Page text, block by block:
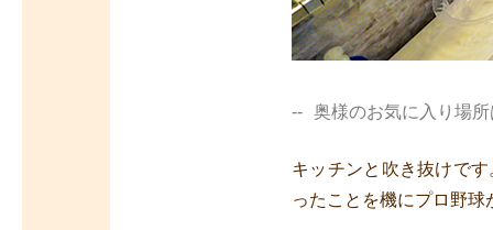
奥様のお気に入り場
キッチンと吹き抜けで
ったことを機にプロ野